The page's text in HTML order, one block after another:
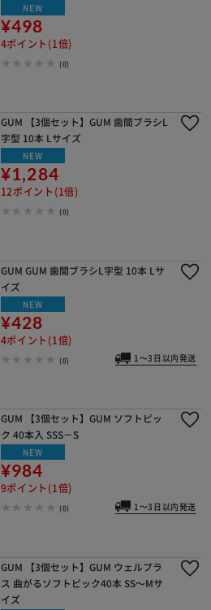
NEW
¥498
4ポイント(1倍)
(0)
GUM 【3個セット】GUM 歯間ブラシL
字型 10本 Lサイズ
NEW
¥1,284
12ポイント(1倍)
(0)
GUM GUM 歯間ブラシL字型 10本 Lサ
イズ
NEW
¥428
4ポイント(1倍)
(0) 1～3日以内発送
GUM 【3個セット】GUM ソフトピッ
ク 40本入 SSS－S
NEW
¥984
9ポイント(1倍)
(0) 1～3日以内発送
GUM 【3個セット】GUM ウェルプラ
ス 曲がるソフトピック40本 SS～Mサ
イズ